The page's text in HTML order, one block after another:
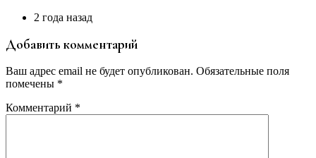
2 года назад
Добавить комментарий
Ваш адрес email не будет опубликован. Обязательные поля
помечены *
Комментарий *